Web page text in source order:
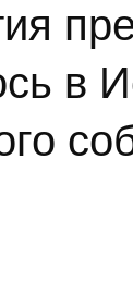
в